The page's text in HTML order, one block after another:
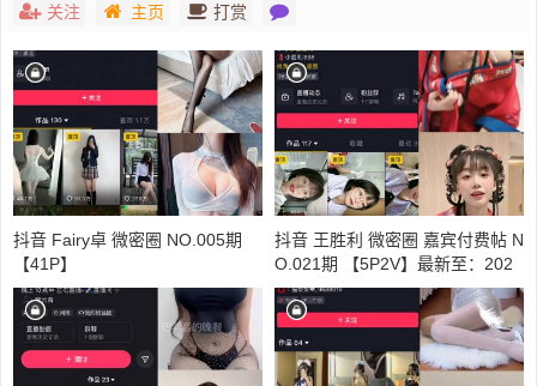
关注 主页 打赏
抖音 Fairy卓 微密圈 NO.005期
【41P】
抖音 王胜利 微密圈 嘉宾付费帖 N
O.021期 【5P2V】最新至：202
3.9.5